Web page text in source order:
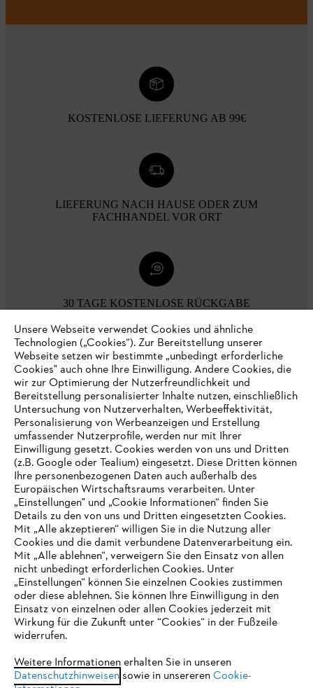
KOSTENLOSE LIEFERUNG AB 99€
LIEFERUNG NACH HAUSE ODER ZUM
FACHHANDEL VOR ORT
30 TAGE KOSTENLOSE RÜCKGABE
Zahlungsmöglichkeiten
Unternehmen
Online Shop
Service
IHR BROWSER WIRD NICHT
UNTERSTÜTZT
eine optimale Nutzung unserer Seite empfehlen wir Ihnen, zu
einem der folgenden Browser zu wechseln:
Unsere Webseite verwendet Cookies und ähnliche
Technologien („Cookies“). Zur Bereitstellung unserer
Webseite setzen wir bestimmte „unbedingt erforderliche
Cookies" auch ohne Ihre Einwilligung. Andere Cookies, die
wir zur Optimierung der Nutzerfreundlichkeit und
Bereitstellung personalisierter Inhalte nutzen, einschließlich
Untersuchung von Nutzerverhalten, Werbeeffektivität,
Personalisierung von Werbeanzeigen und Erstellung
umfassender Nutzerprofile, werden nur mit Ihrer
Einwilligung gesetzt. Cookies werden von uns und Dritten
(z.B. Google oder Tealium) eingesetzt. Diese Dritten können
Ihre personenbezogenen Daten auch außerhalb des
Europäischen Wirtschaftsraums verarbeiten. Unter
„Einstellungen" und „Cookie Informationen“ finden Sie
Details zu den von uns und Dritten eingesetzten Cookies.
Mit „Alle akzeptieren“ willigen Sie in die Nutzung aller
Cookies und die damit verbundene Datenverarbeitung ein.
Mit „Alle ablehnen“, verweigern Sie den Einsatz von allen
nicht unbedingt erforderlichen Cookies. Unter
„Einstellungen“ können Sie einzelnen Cookies zustimmen
oder diese ablehnen. Sie können Ihre Einwilligung in den
Einsatz von einzelnen oder allen Cookies jederzeit mit
Wirkung für die Zukunft unter “Cookies“ in der Fußzeile
widerrufen.
Weitere Informationen erhalten Sie in unseren
Datenschutzhinweisensowie in unsereren Cookie-